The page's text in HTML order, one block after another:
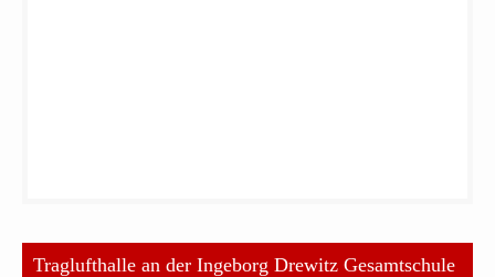
Traglufthalle an der Ingeborg Drewitz Gesamtschule